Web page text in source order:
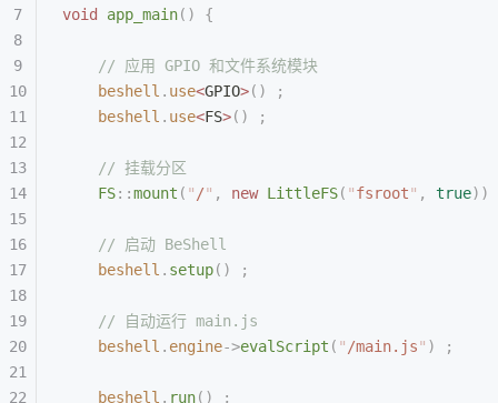
void app_main() {
    // 应用 GPIO 和文件系统模块
    beshell
. use<GPIO>()
;
    beshell
. use<FS>() ;
    // 挂载分区
    FS
::mount ( " /" , new LittleFS( "fsroot" , true))
    // 启动 BeShell
    beshell
. setup() ;
    // 自动运行 main.js
    beshell
. engine->evalScript ( " /main.js" ) ;
    beshell
. run()
;